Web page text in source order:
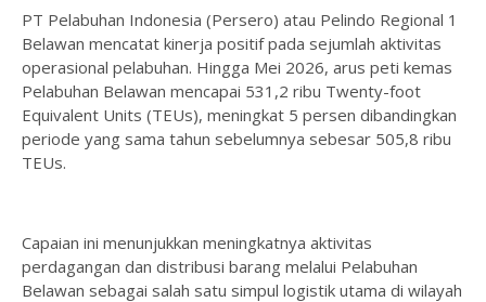
PT Pelabuhan Indonesia (Persero) atau Pelindo Regional 1
Belawan mencatat kinerja positif pada sejumlah aktivitas
operasional pelabuhan. Hingga Mei 2026, arus peti kemas
Pelabuhan Belawan mencapai 531,2 ribu Twenty-foot
Equivalent Units (TEUs), meningkat 5 persen dibandingkan
periode yang sama tahun sebelumnya sebesar 505,8 ribu
TEUs.
Capaian ini menunjukkan meningkatnya aktivitas
perdagangan dan distribusi barang melalui Pelabuhan
Belawan sebagai salah satu simpul logistik utama di wilayah